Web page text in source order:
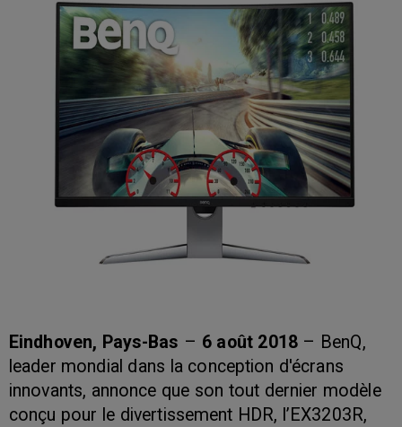
Eindhoven, Pays-Bas – 6 août 2018– BenQ,
leader mondial dans la conception d'écrans
innovants, annonce que son tout dernier modèle
conçu pour le divertissement HDR, l’EX3203R,